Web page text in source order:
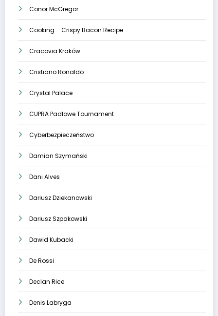
Conor McGregor
Cooking – Crispy Bacon Recipe
Cracovia Kraków
Cristiano Ronaldo
Crystal Palace
CUPRA Padlowe Tournament
Cyberbezpieczeństwo
Damian Szymański
Dani Alves
Dariusz Dziekanowski
Dariusz Szpakowski
Dawid Kubacki
De Rossi
Declan Rice
Denis Labryga